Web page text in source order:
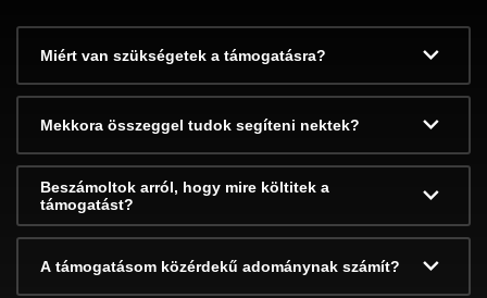
Miért van szükségetek a támogatásra?
Mekkora összeggel tudok segíteni nektek?
Beszámoltok arról, hogy mire költitek a
támogatást?
A támogatásom közérdekű adománynak számít?